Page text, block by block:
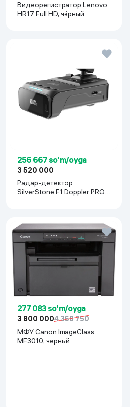
Видеорегистратор Lenovo
HR17 Full HD, чёрный
256 667 so'm/oyga
3 520 000
Радар-детектор
SilverStone F1 Doppler PRO
277 083 so'm/oyga
3 800 0004 368 750
МФУ Canon ImageClass
MF3010, черный